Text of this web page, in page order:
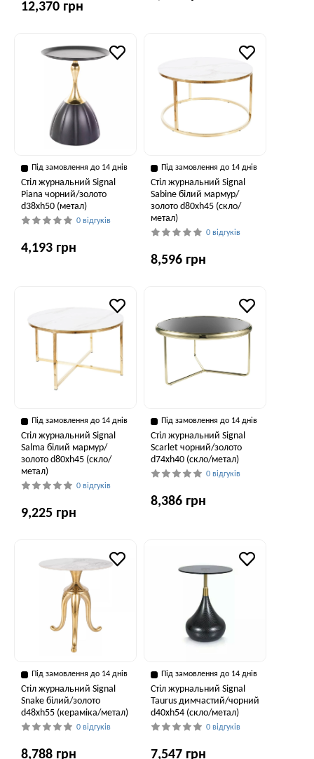
12,370 грн
Під замовлення до 14 днів
Стіл журнальний Signal
Piana чорний/золото
d38хh50 (метал)
0 відгуків
4,193 грн
Під замовлення до 14 днів
Стіл журнальний Signal
Sabine білий мармур/
золото d80хh45 (скло/
метал)
0 відгуків
8,596 грн
Під замовлення до 14 днів
Стіл журнальний Signal
Salma білий мармур/
золото d80хh45 (скло/
метал)
0 відгуків
9,225 грн
Під замовлення до 14 днів
Стіл журнальний Signal
Scarlet чорний/золото
d74хh40 (скло/метал)
0 відгуків
8,386 грн
Під замовлення до 14 днів
Стіл журнальний Signal
Snake білий/золото
d48хh55 (кераміка/метал)
0 відгуків
8,788 грн
Під замовлення до 14 днів
Стіл журнальний Signal
Taurus димчастий/чорний
d40хh54 (скло/метал)
0 відгуків
7,547 грн